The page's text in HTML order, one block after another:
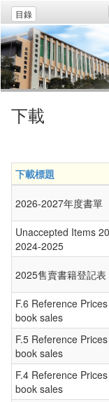
目錄
下載
下載標題
2026-2027年度書單
Unaccepted Items
2024-2025
2025售賣書籍登記表
F.6 Reference
book sales
F.5 Reference
book sales
F.4 Reference
book sales